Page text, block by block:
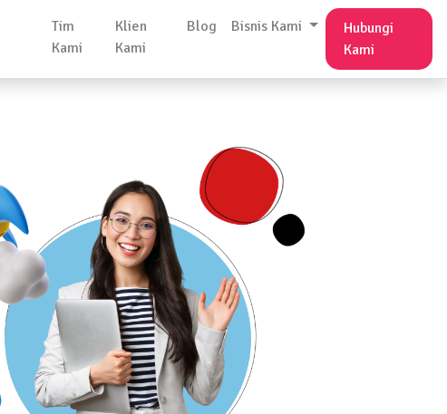
Tim
Kami
Klien
Kami
Blog Bisnis Kami
Hubungi
Kami